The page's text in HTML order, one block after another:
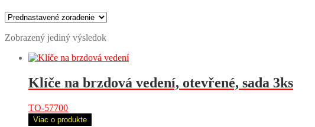
Zobrazený jediný výsledok
Klíče na brzdová vedení, otevřené, sada 3ks
TO-57700
Viac o produkte